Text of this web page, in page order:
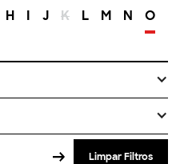
H I J K L M N O
Limpar Filtros